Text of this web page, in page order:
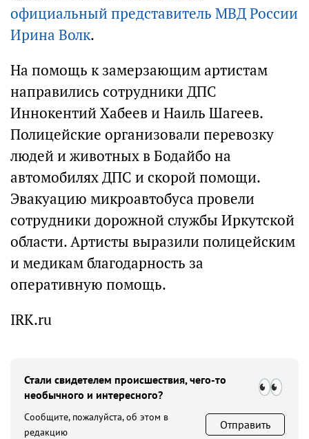
официальный представитель МВД России
Ирина Волк.
На помощь к замерзающим артистам
направились сотрудники ДПС
Иннокентий Хабеев и Наиль Шагеев.
Полицейские организовали перевозку
людей и животных в Бодайбо на
автомобилях ДПС и скорой помощи.
Эвакуацию микроавтобуса провели
сотрудники дорожной службы Иркутской
области. Артисты выразили полицейским
и медикам благодарность за
оперативную помощь.
IRK.ru
Стали свидетелем происшествия, чего-то
необычного и интересного?
Сообщите, пожалуйста, об этом в
редакцию
Отправить